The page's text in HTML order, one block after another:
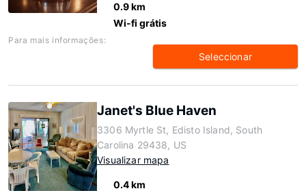
0.9 km
Wi-fi grátis
Para mais informações:
Seleccionar
Janet's Blue Haven
3306 Myrtle St, Edisto Island, South
Carolina 29438, US
Visualizar mapa
0.4 km